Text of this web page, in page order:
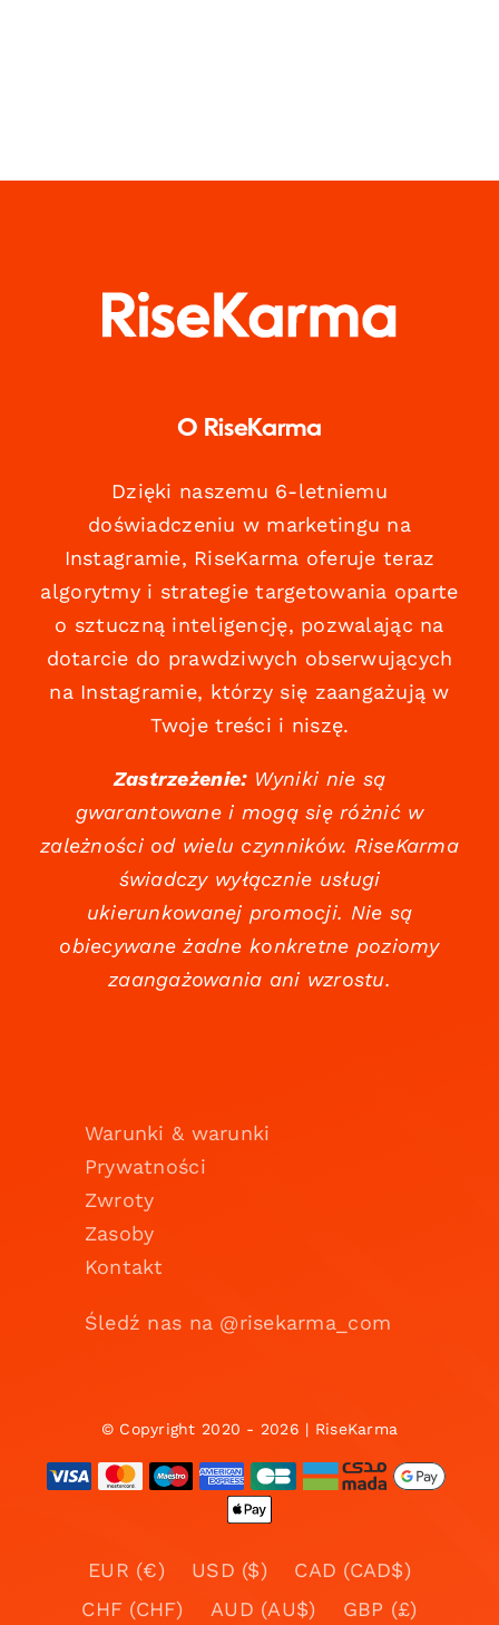
O RiseKarma
Dzięki naszemu 6-letniemu
doświadczeniu w marketingu na
Instagramie, RiseKarma oferuje teraz
algorytmy i strategie targetowania oparte
o sztuczną inteligencję, pozwalając na
dotarcie do prawdziwych obserwujących
na Instagramie, którzy się zaangażują w
Twoje treści i niszę.
Zastrzeżenie:Wyniki nie są
gwarantowane i mogą się różnić w
zależności od wielu czynników. RiseKarma
świadczy wyłącznie usługi
ukierunkowanej promocji. Nie są
obiecywane żadne konkretne poziomy
zaangażowania ani wzrostu.
Warunki & warunki
Prywatności
Zwroty
Zasoby
Kontakt
Śledź nas na @risekarma_com
© Copyright 2020 - 2026 | RiseKarma
EUR (€) USD ($)
CAD (CAD$)
CHF (CHF)
AUD (AU$)
GBP (£)